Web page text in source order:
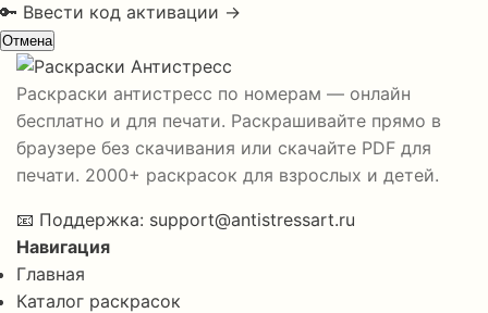
🔑 Ввести код активации →
Отмена
Раскраски антистресс по номерам — онлайн
бесплатно и для печати. Раскрашивайте прямо в
браузере без скачивания или скачайте PDF для
печати. 2000+ раскрасок для взрослых и детей.
📧 Поддержка: support@antistressart.ru
Навигация
Главная
Каталог раскрасок